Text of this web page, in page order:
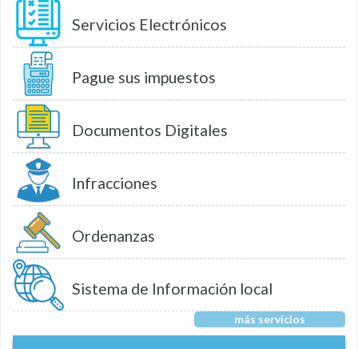
Servicios Electrónicos
Pague sus impuestos
Documentos Digitales
Infracciones
Ordenanzas
Sistema de Información local
más servicios